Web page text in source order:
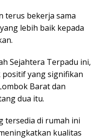
terus bekerja sama
lebih baik kepada
Sejahtera Terpadu ini,
positif yang signifikan
Barat dan
dua itu.
tersedia di rumah ini
kualitas